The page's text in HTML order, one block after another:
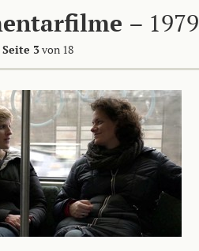
– 1979
Seite 3von 18